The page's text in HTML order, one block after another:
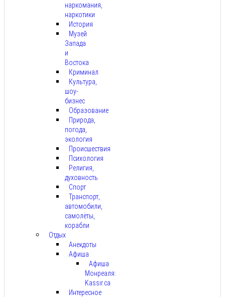
наркомания,
наркотики
История
Музей
Запада
и
Востока
Криминал
Культура,
шоу-
бизнес
Образование
Природа,
погода,
экология
Происшествия
Психология
Религия,
духовность
Спорт
Транспорт,
автомобили,
самолёты,
корабли
Отдых
Анекдоты
Афиша
Афиша
Монреаля:
Kassir.ca
Интересное